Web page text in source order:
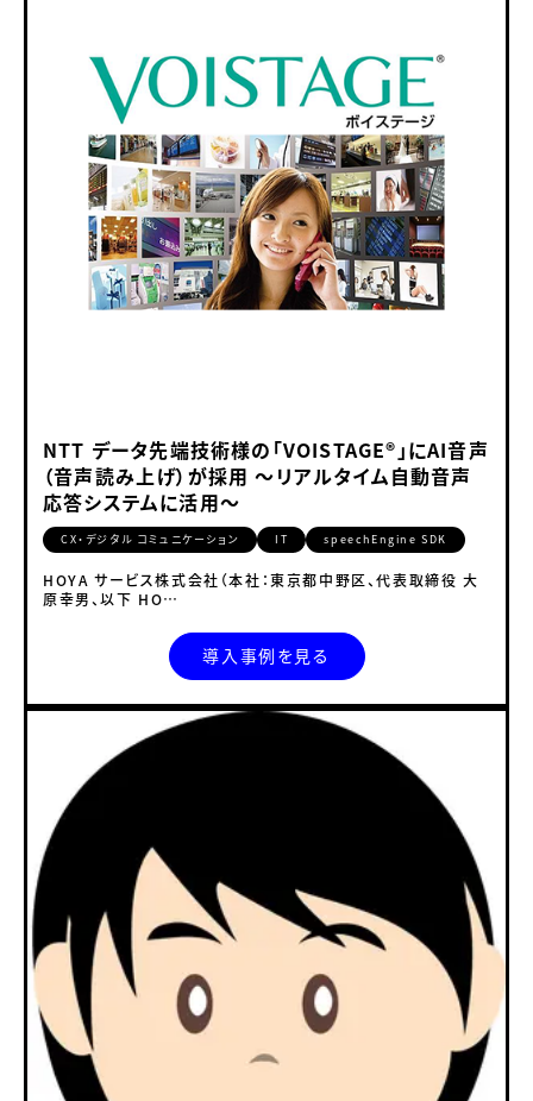
NTT データ先端技術様の「VOISTAGE®」にAI音声
（音声読み上げ）が採用 ～リアルタイム自動音声
応答システムに活用～
CX・デジタル コミュニケーション IT speechEngine SDK
HOYA サービス株式会社（本社：東京都中野区、代表取締役 大
原幸男、以下 HO…
導入事例を見る